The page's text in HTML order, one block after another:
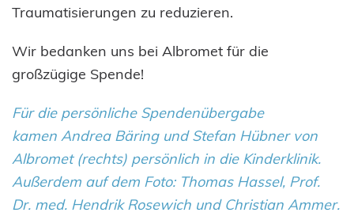
Traumatisierungen zu reduzieren.
Wir bedanken uns bei Albromet für die
großzügige Spende!
Für die persönliche Spendenübergabe
kamen Andrea Bäring und Stefan Hübner von
Albromet (rechts) persönlich in die Kinderklinik.
Außerdem auf dem Foto: Thomas Hassel, Prof.
Dr. med. Hendrik Rosewich und Christian Ammer.